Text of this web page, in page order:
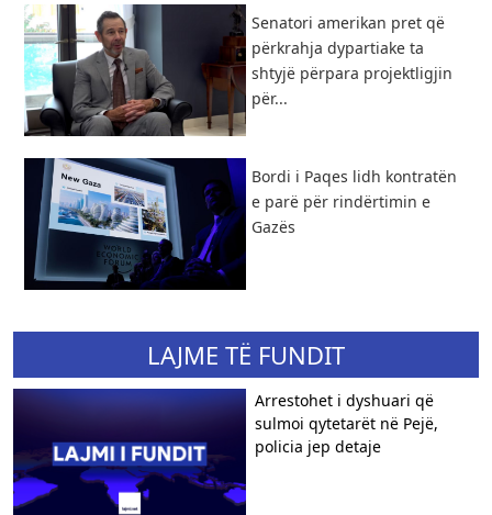
Senatori amerikan pret që
përkrahja dypartiake ta
shtyjë përpara projektligjin
për...
Bordi i Paqes lidh kontratën
e parë për rindërtimin e
Gazës
LAJME TË FUNDIT
Arrestohet i dyshuari që
sulmoi qytetarët në Pejë,
policia jep detaje